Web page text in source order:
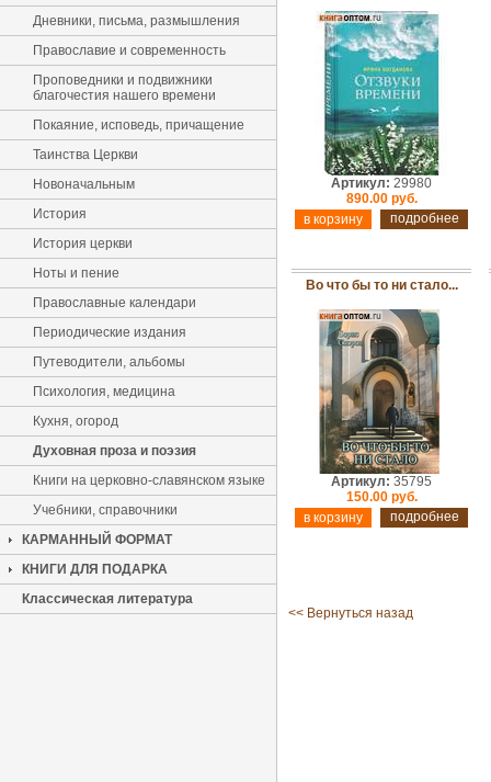
Дневники, письма, размышления
Православие и современность
Проповедники и подвижники
благочестия нашего времени
Покаяние, исповедь, причащение
Таинства Церкви
Новоначальным
История
История церкви
Ноты и пение
Православные календари
Периодические издания
Путеводители, альбомы
Психология, медицина
Кухня, огород
Духовная проза и поэзия
Книги на церковно-славянском языке
Учебники, справочники
КАРМАННЫЙ ФОРМАТ
КНИГИ ДЛЯ ПОДАРКА
Классическая литература
Артикул: 29980
890.00 руб.
подробнее
Во что бы то ни стало...
Артикул: 35795
150.00 руб.
подробнее
<< Вернуться назад